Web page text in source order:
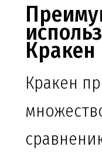
Кракен
Кракен